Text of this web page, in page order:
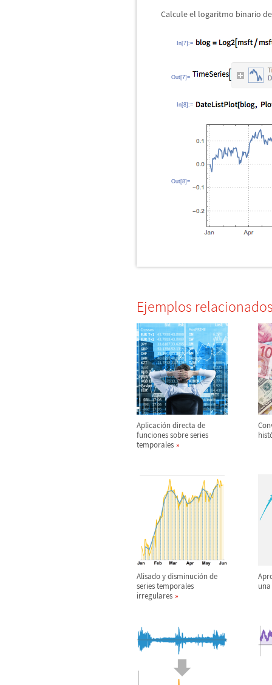
Calcule el logaritmo binario
In[7]:=
Out[7]=
In[8]:=
Out[8]=
Ejemplos
Aplicación directa de
funciones sobre series
temporales
hist
Alisado y disminución de
series temporales
irregulares
una